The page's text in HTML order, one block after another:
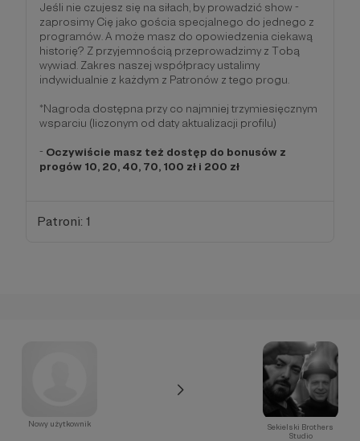
Jeśli nie czujesz się na siłach, by prowadzić show -
zaprosimy Cię jako gościa specjalnego do jednego z
programów. A może masz do opowiedzenia ciekawą
historię? Z przyjemnością przeprowadzimy z Tobą
wywiad. Zakres naszej współpracy ustalimy
indywidualnie z każdym z Patronów z tego progu.
*Nagroda dostępna przy co najmniej trzymiesięcznym
wsparciu (liczonym od daty aktualizacji profilu)
- Oczywiście masz też dostęp do bonusów z
progów 10, 20, 40, 70, 100 zł i 200 zł
Patroni: 1
Nowy użytkownik
Sekielski Brothers
Studio